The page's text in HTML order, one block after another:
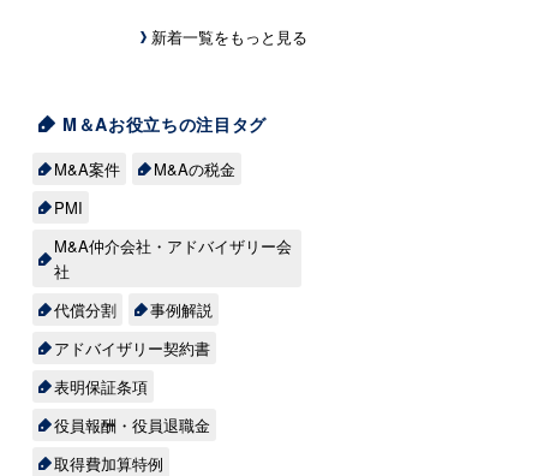
新着一覧をもっと見る
M＆Aお役立ちの注目タグ
M&A案件
M&Aの税金
PMI
M&A仲介会社・アドバイザリー会
社
代償分割
事例解説
アドバイザリー契約書
表明保証条項
役員報酬・役員退職金
取得費加算特例